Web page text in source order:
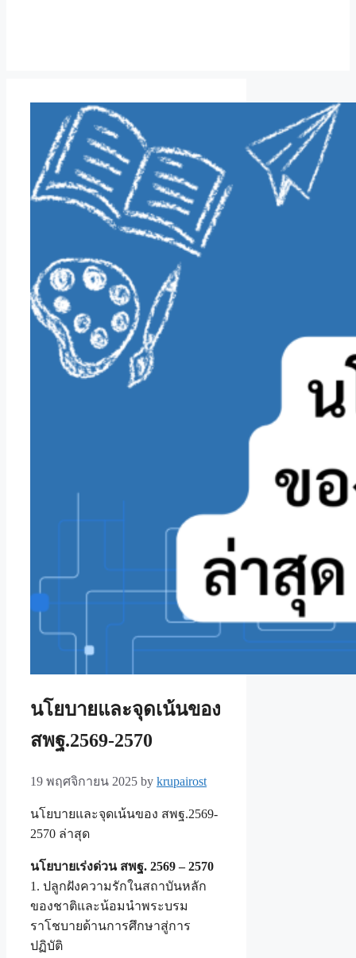
นโยบายและจุดเน้นของ
สพฐ.2569-2570
19 พฤศจิกายน 2025 by krupairost
นโยบายและจุดเน้นของ สพฐ.2569-
2570 ล่าสุด
นโยบายเร่งด่วน สพฐ. 2569 – 2570
1. ปลูกฝังความรักในสถาบันหลัก
ของชาติและน้อมนำพระบรม
ราโชบายด้านการศึกษาสู่การ
ปฏิบัติ